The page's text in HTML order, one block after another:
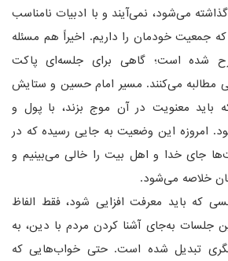
می‌شود، نمی‌آیند و با ادبیات نامناسب
جمعیت خودمان را داریم. اخیراً هم مسئله
شده است؛ گاهی برای جلسه‌ای پاکت
مطالبه می‌کنند. مسیر امام حسین و ستایش
معنویت در آن موج بزند، با پول و
امروزه این وضعیت به جایی رسیده که در
جای خدا و اهل بیت را خالی می‌بینیم و
خلاصه می‌شود.
که باید معرفت افزایی شود، فقط الفاظ
جلسات به‌جای آشنا کردن مردم با دین، به
تبدیل شده است. حتی خواب‌هایی که